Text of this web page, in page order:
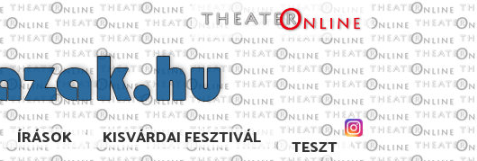
ÍRÁSOK KISVÁRDAI FESZTIVÁL TESZT